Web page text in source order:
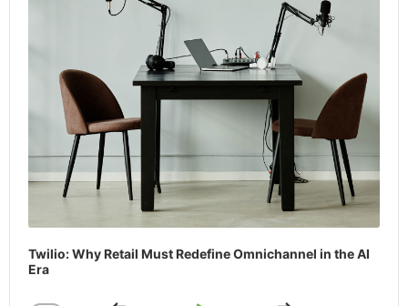
Twilio: Why Retail Must Redefine Omnichannel in the AI
Era